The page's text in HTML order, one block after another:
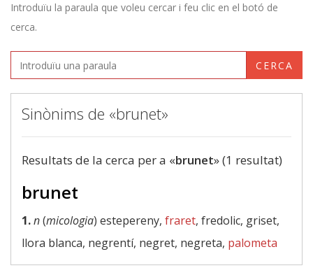
Introduïu la paraula que voleu cercar i feu clic en el botó de
cerca.
CERCA
Sinònims de «brunet»
Resultats de la cerca per a «brunet» (1 resultat)
brunet
1.n(micologia) estepereny, fraret, fredolic, griset,
llora blanca, negrentí, negret, negreta, palometa